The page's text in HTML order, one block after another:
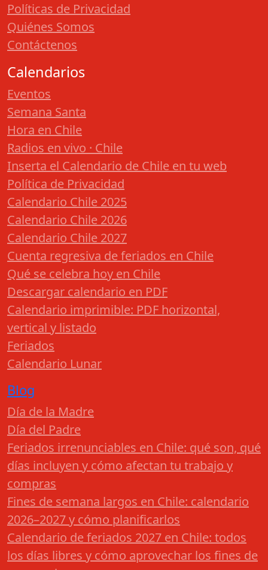
Políticas de Privacidad
Quiénes Somos
Contáctenos
Calendarios
Eventos
Semana Santa
Hora en Chile
Radios en vivo · Chile
Inserta el Calendario de Chile en tu web
Política de Privacidad
Calendario Chile 2025
Calendario Chile 2026
Calendario Chile 2027
Cuenta regresiva de feriados en Chile
Qué se celebra hoy en Chile
Descargar calendario en PDF
Calendario imprimible: PDF horizontal,
vertical y listado
Feriados
Calendario Lunar
Blog
Día de la Madre
Día del Padre
Feriados irrenunciables en Chile: qué son, qué
días incluyen y cómo afectan tu trabajo y
compras
Fines de semana largos en Chile: calendario
2026–2027 y cómo planificarlos
Calendario de feriados 2027 en Chile: todos
los días libres y cómo aprovechar los fines de